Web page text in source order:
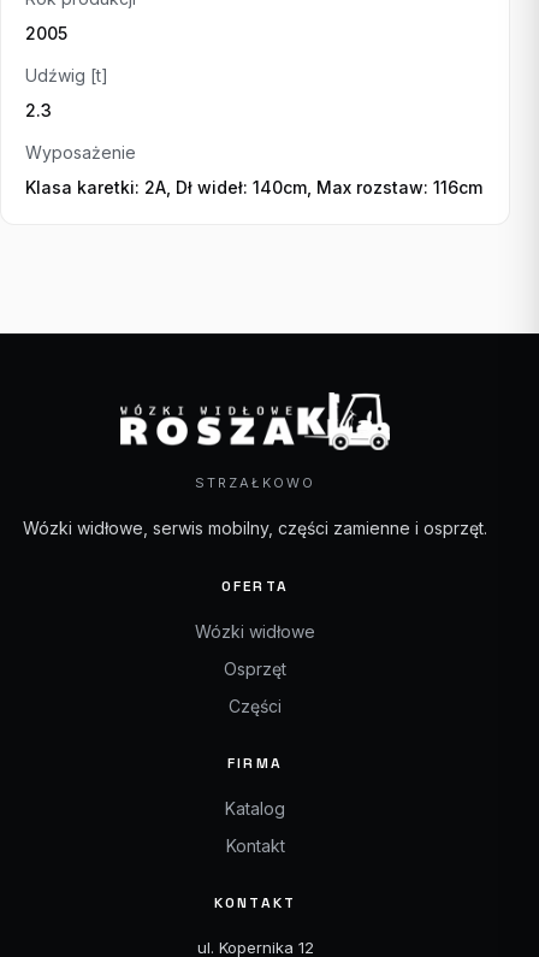
2005
Udźwig [t]
2.3
Wyposażenie
Klasa karetki: 2A, Dł wideł: 140cm, Max rozstaw: 116cm
STRZAŁKOWO
Wózki widłowe, serwis mobilny, części zamienne i osprzęt.
OFERTA
Wózki widłowe
Osprzęt
Części
FIRMA
Katalog
Kontakt
KONTAKT
ul. Kopernika 12